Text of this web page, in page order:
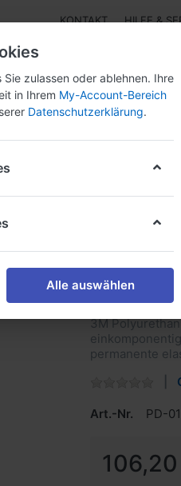
KONTAKT HILFE &
Klebebänder Papier-
und Dichtmassen auf
3M™
und
3M
permanente
Art.-Nr. PD-
zulassen oder ablehnen. Ihre
in Ihrem My-Account-Bereich
Datenschutzerklärung.
Alle auswählen